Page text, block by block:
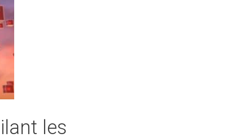
les